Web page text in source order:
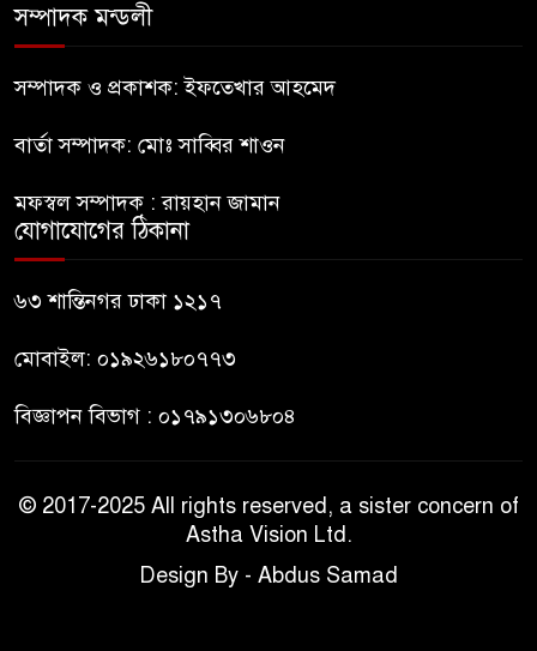
ইউনূস
নাটোরে পর্যটনমন্ত্রীকে হত্যার চেষ্টা;
পিস্তলসহ যুবক আটক
সম্পাদক মন্ডলী
সম্পাদক ও প্রকাশক: ইফতেখার আহমেদ
বার্তা সম্পাদক: মোঃ সাব্বির শাওন
মফস্বল সম্পাদক : রায়হান জামান
যোগাযোগের ঠিকানা
৬৩ শান্তিনগর ঢাকা ১২১৭
মোবাইল: ০১৯২৬১৮০৭৭৩
বিজ্ঞাপন বিভাগ : ০১৭৯১৩০৬৮০৪
© 2017-2025 All rights reserved, a sister concern of
Astha Vision Ltd.
Design By - Abdus Samad